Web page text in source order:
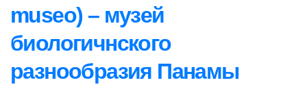
museo) – музей
биологичнского
разнообразия Панамы